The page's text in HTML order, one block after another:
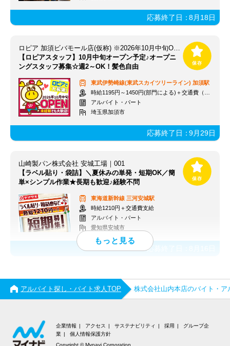
応募終了日：8月18日
ロピア 加須ビバモール店(仮称) ※2026年10月中旬OPEN予定
【ロピアスタッフ】10月中旬オープン予定♪オープニ
ングスタッフ募集☆週2～OK！髪色自由
東武伊勢崎線(東武スカイツリーライン) 加須駅
時給1195円～1450円(部門による)＋交通費（社内規定）
アルバイト・パート
埼玉県加須市
応募終了日：9月29日
山崎製パン株式会社 安城工場｜001
【ラベル貼り・袋詰】＼夏休みの単発・短期OK／簡
単×シンプル作業★長期も歓迎♪経験不問
東海道新幹線 三河安城駅
時給1210円＋交通費支給
アルバイト・パート
愛知県安城市
応募終了日：
アルバイト探し・バイト求人TOP 株式会社山内本店のバイト・ア
企業情報 アクセス サステナビリティ 採用
グループ企
業
個人情報保護方針
Copyright © Mynavi Corporation